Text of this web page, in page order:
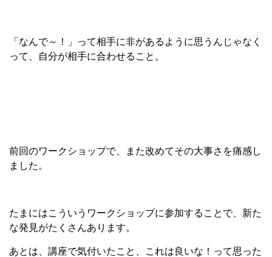
「なんで～！」って相手に非があるように思うんじゃなく
って、自分が相手に合わせること。
前回のワークショップで、また改めてその大事さを痛感し
ました。
たまにはこういうワークショップに参加することで、新た
な発見がたくさんあります。
あとは、講座で気付いたこと、これは良いな！って思った